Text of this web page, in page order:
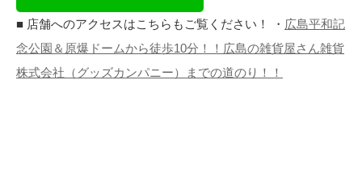
■ 店舗へのアクセスはこちらもご覧ください！ ・ 広島平和記
念公園＆原爆ドームから徒歩10分！！広島の雑貨屋さん雑貨
株式会社（グッズカンパニー）までの道のり！！